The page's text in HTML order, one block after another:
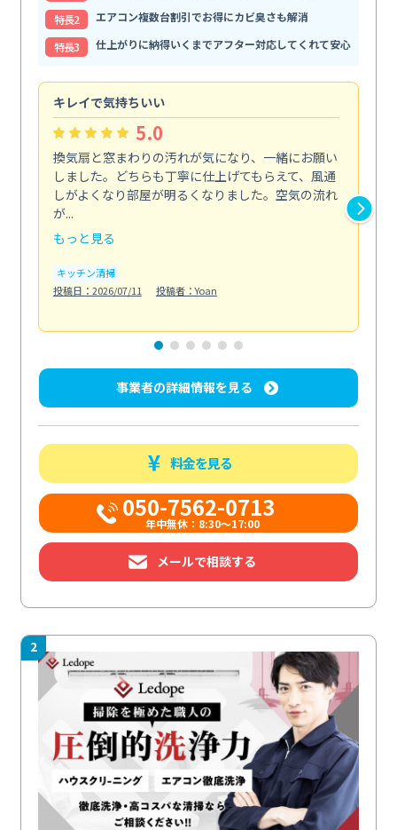
特⻑2
エアコン複数台割引でお得にカビ臭さも解消
特⻑3
仕上がりに納得いくまでアフター対応してくれて安心
キレイで気持ちいい
5.0
換気扇と窓まわりの汚れが気になり、一緒にお願い
しました。どちらも丁寧に仕上げてもらえて、風通
しがよくなり部屋が明るくなりました。空気の流れ
が...
もっと見る
キッチン清掃
投稿日：2026/07/11
投稿者：Yoan
事業者の詳細情報を見る
料金を見る
050-7562-0713
年中無休：8:30〜17:00
メールで相談する
2